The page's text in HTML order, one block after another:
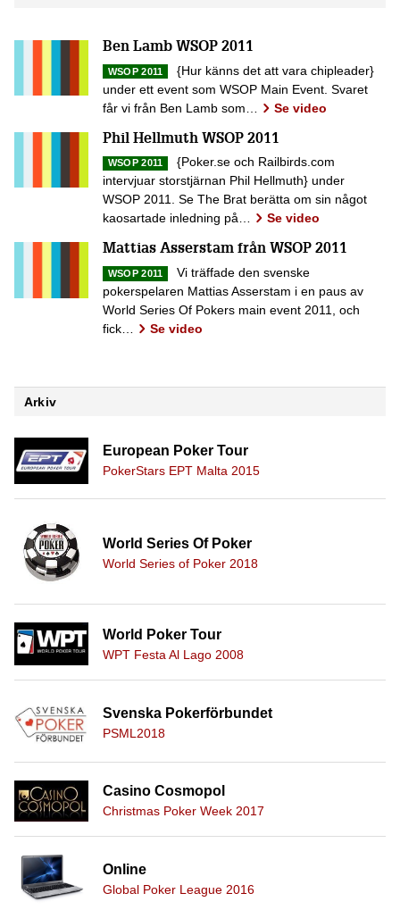
Ben Lamb WSOP 2011
WSOP 2011
{Hur känns det att vara chipleader}
under ett event som WSOP Main Event. Svaret
får vi från Ben Lamb som…
Se video
Phil Hellmuth WSOP 2011
WSOP 2011
{Poker.se och Railbirds.com
intervjuar storstjärnan Phil Hellmuth} under
WSOP 2011. Se The Brat berätta om sin något
kaosartade inledning på…
Se video
Mattias Asserstam från WSOP 2011
WSOP 2011
Vi träffade den svenske
pokerspelaren Mattias Asserstam i en paus av
World Series Of Pokers main event 2011, och
fick…
Se video
Arkiv
European Poker Tour
PokerStars EPT Malta 2015
World Series Of Poker
World Series of Poker 2018
World Poker Tour
WPT Festa Al Lago 2008
Svenska Pokerförbundet
PSML2018
Casino Cosmopol
Christmas Poker Week 2017
Online
Global Poker League 2016